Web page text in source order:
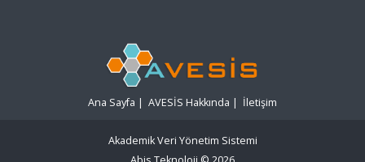
Ana Sayfa | AVESİS Hakkında | İletişim
Akademik Veri Yönetim Sistemi